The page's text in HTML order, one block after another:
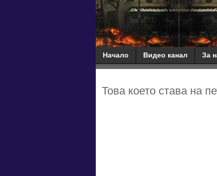
Начало Видео канал За
Това което става на